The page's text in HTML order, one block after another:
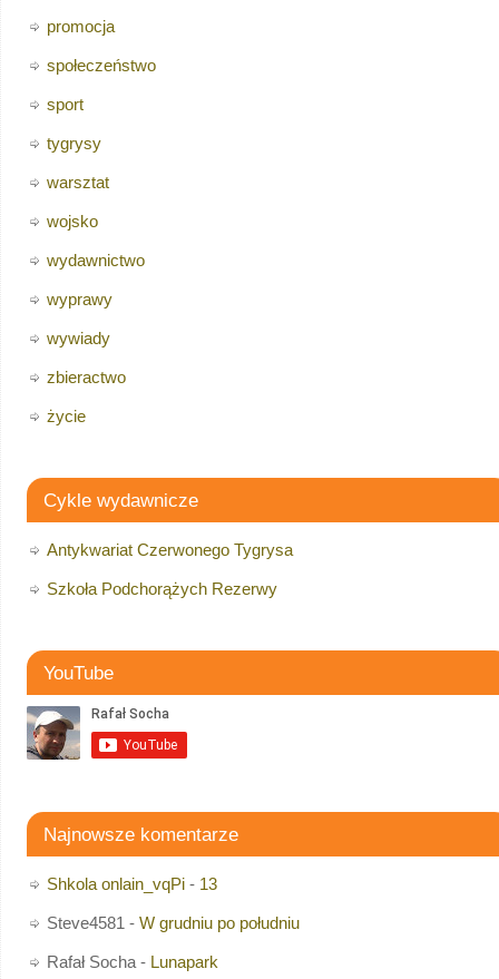
promocja
społeczeństwo
sport
tygrysy
warsztat
wojsko
wydawnictwo
wyprawy
wywiady
zbieractwo
życie
Cykle wydawnicze
Antykwariat Czerwonego Tygrysa
Szkoła Podchorążych Rezerwy
YouTube
Najnowsze komentarze
Shkola onlain_vqPi- 13
Steve4581 - W grudniu po południu
Rafał Socha- Lunapark